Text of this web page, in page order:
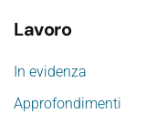
Lavoro
In evidenza
Approfondimenti